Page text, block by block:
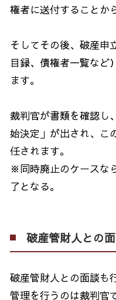
権者に送付することか
そしてその後、破産申
目録、債権者一覧など
ます。
裁判官が書類を確認し
始決定」が出され、こ
任されます。
※同時廃止のケースな
了となる。
破産管財人との
破産管財人との面談も
管理を行うのは裁判官